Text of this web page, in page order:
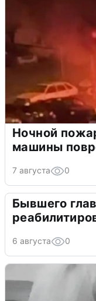
Ночной
машины
7 августа 0
Бывшего
6 августа 0